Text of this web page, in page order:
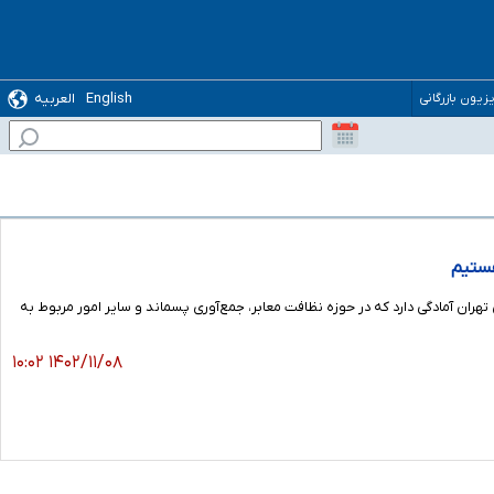
بازرگانی English
العربیه
ضمن تشریح جزئیات افزایش حقوق پاکبان‌های پایتخت در سال ۱۴۰۳ گفت: شهرداری تهران آمادگی دارد که در حوزه نظافت معابر، جمع‌آوری پسماند و سایر امور مربوط به
۱۴۰۲/۱۱/۰۸ ۱۰:۰۲